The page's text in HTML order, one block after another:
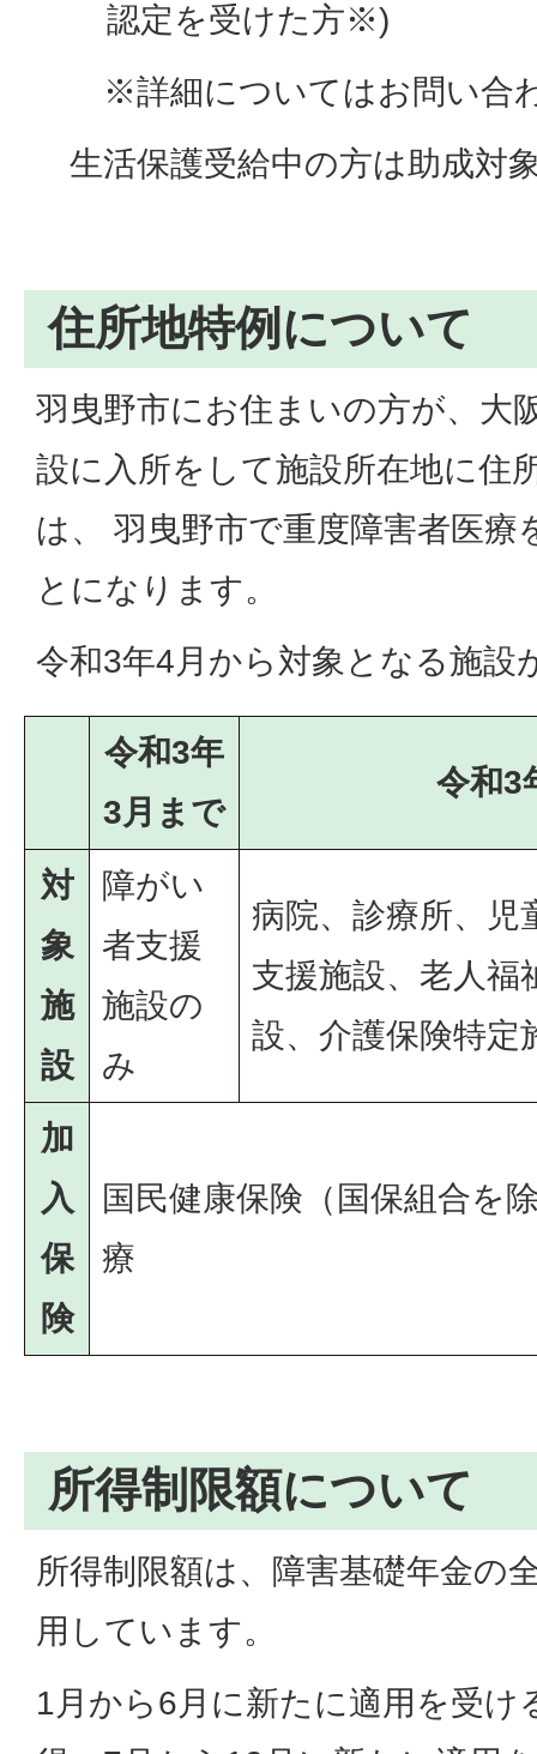
認定を受けた方※)
※詳細についてはお問い合
生活保護受給中の方は助成対
住所地特例について
羽曳野市にお住まいの方が、大
設に入所をして施設所在地に住
は、 羽曳野市で重度障害者医
とになります。
令和3年4月から対象となる施設
令和3年
3月まで
令和3
対
象
施
設
障がい
者支援
施設の
み
病院、診療所、児
支援施設、老人福
設、介護保険特定
加
入
保
険
国民健康保険（国保組合を
療
所得制限額について
所得制限額は、障害基礎年金の
用しています。
1月から6月に新たに適用を受け